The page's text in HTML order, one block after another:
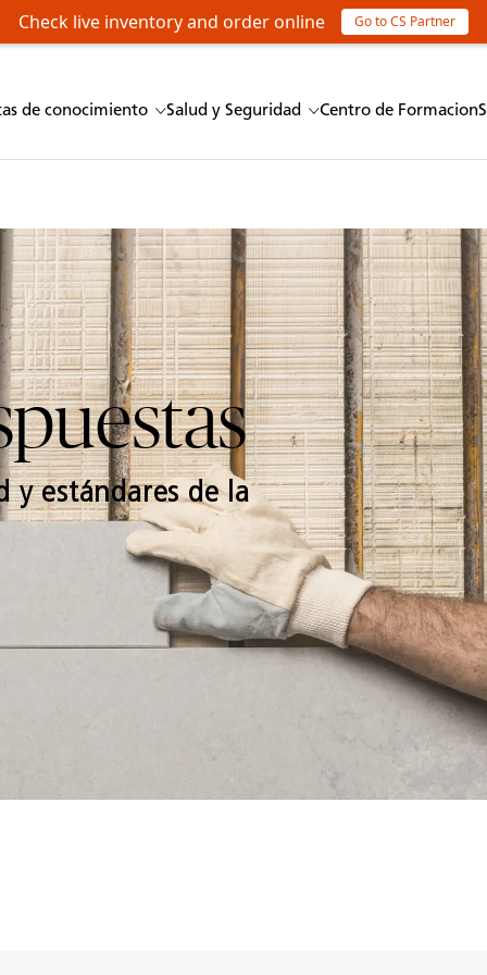
de conocimiento Salud y Seguridad Centro de Formacion
y estándares de la
Check live inventory and order online Go to CS Partner